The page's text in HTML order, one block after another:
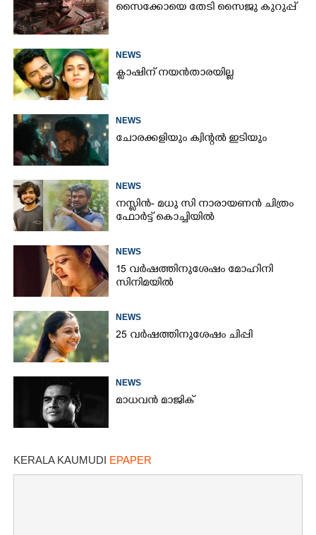
സൈക്കോയെ തേടി സൈജു കുറുപ്പ്
NEWS
ക്ലാഷിന് നയൻതാരയില്ല
NEWS
ചോരക്കളിയും ക്വിന്റൽ ഇടിയും
NEWS
നസ്ലിൻ- മധു സി നാരായണൻ ചിത്രം
ഫോർട്ട് കൊച്ചിയിൽ
NEWS
15 വർഷത്തിനുശേഷം മോഹിനി
സിനിമയിൽ
NEWS
25 വർഷത്തിനുശേഷം ചിപ്പി
NEWS
മാധവൻ മാജിക്
KERALA KAUMUDI EPAPER